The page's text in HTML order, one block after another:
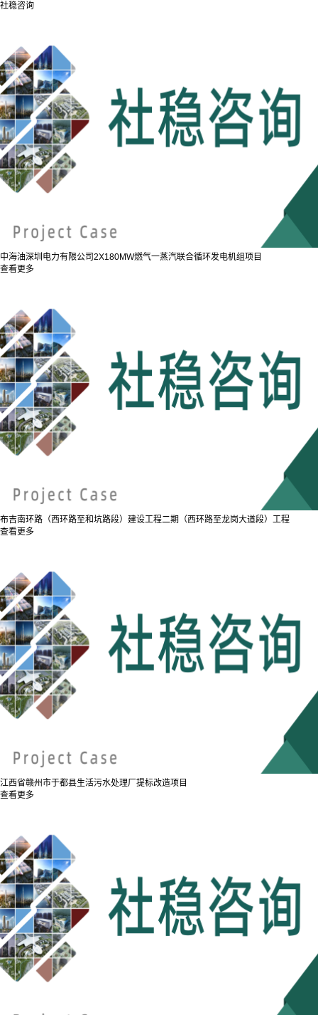
社稳咨询
中海油深圳电力有限公司2X180MW燃气一蒸汽联合循环发电机组项目
查看更多
布吉南环路（西环路至和坑路段）建设工程二期（西环路至龙岗大道段）工程
查看更多
江西省赣州市于都县生活污水处理厂提标改造项目
查看更多